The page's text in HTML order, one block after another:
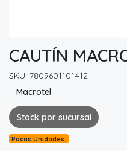
CAUTÍN
SKU: 7809601101412
Macrotel
Stock por sucursal
Pocas Unidades.